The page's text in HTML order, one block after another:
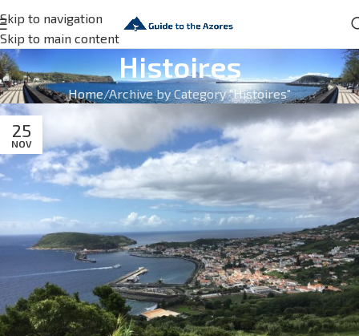
Skip to navigation
Skip to main content
Histoires
Home Archive by Category "Histoires"
25
NOV